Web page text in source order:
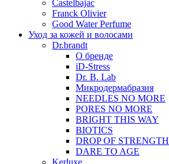
Castelbajac
Franck Olivier
Good Water Perfume
Уход за кожей и волосами
Dr.brandt
О бренде
iD-Stress
Dr. B. Lab
Микродермабразия
NEEDLES NO MORE
PORES NO MORE
BRIGHT THIS WAY
BIOTICS
DROP OF STRENGTH
DARE TO AGE
Kerluxe